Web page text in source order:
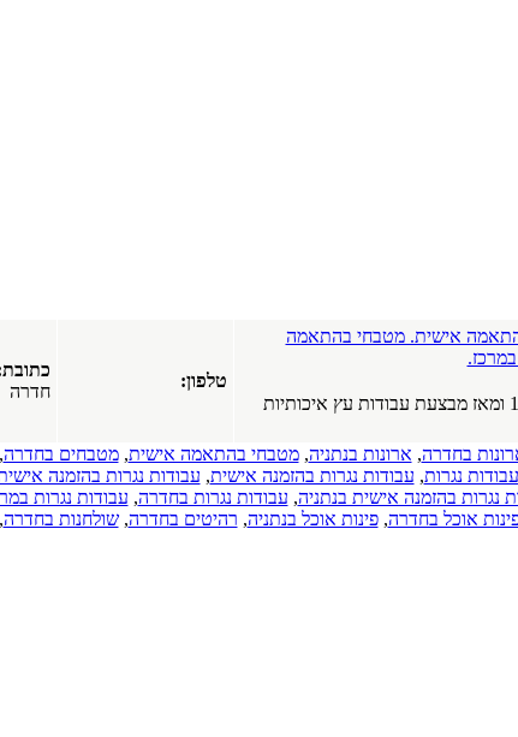
אישית. מטבחי בהתאמה
נגריית המבצע הוקמה בשנת 1993 ומאז מבצעת עבודות עץ איכותיות
טלפון:
חדרה
בחדרה, ארונות בנתניה,מטבחי בהתאמה אישית,מטבחים בחדרה
עבודות נגרות, עבודות נגרות בהזמנה אישית, עבודות נגרות בהזמנה
נגרות בהזמנה אישית בנתניה, עבודות נגרות בחדרה, עבודות נגרות
אוכל בחדרה,פינות אוכל בנתניה, רהיטים בחדרה,שולחנות בחדרה